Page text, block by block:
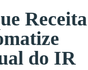
Receita
do IR